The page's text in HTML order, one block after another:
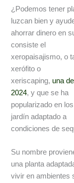
¿Podemos tener
luzcan bien y
ahorrar dinero en
consiste el
xeropaisajismo, o
xerófito o
xeriscaping, una
2024, y que se ha
popularizado en
jardín adaptado a
condiciones de
Su nombre
una planta
vivir en ambientes